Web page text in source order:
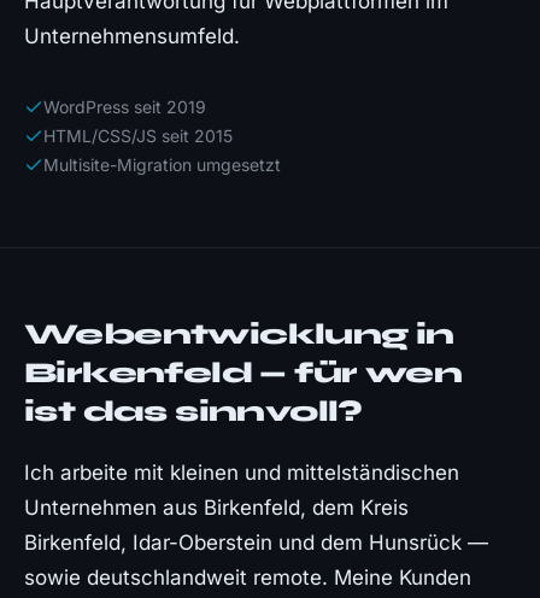
Unternehmensumfeld.
WordPress seit 2019
HTML/CSS/JS seit 2015
Multisite-Migration umgesetzt
Webentwicklung in
Birkenfeld — für wen
ist das sinnvoll?
Ich arbeite mit kleinen und mittelständischen
Unternehmen aus Birkenfeld, dem Kreis
Birkenfeld, Idar-Oberstein und dem Hunsrück —
sowie deutschlandweit remote. Meine Kunden